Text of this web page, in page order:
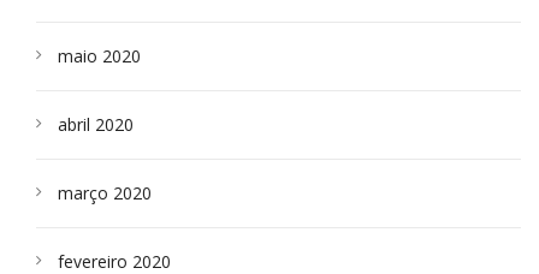
maio 2020
abril 2020
março 2020
fevereiro 2020